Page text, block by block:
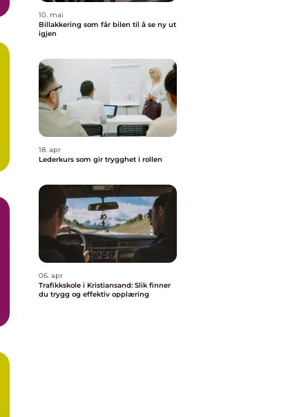
10. mai
Billakkering som får bilen til å se ny ut
igjen
18. apr
Lederkurs som gir trygghet i rollen
06. apr
Trafikkskole i Kristiansand: Slik finner
du trygg og effektiv opplæring